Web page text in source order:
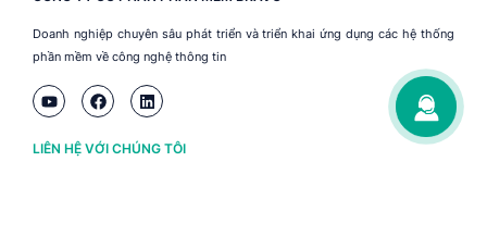
Doanh nghiệp chuyên sâu phát triển và triển khai ứng dụng các hệ thống
phần mềm về công nghệ thông tin
LIÊN HỆ VỚI CHÚNG TÔI